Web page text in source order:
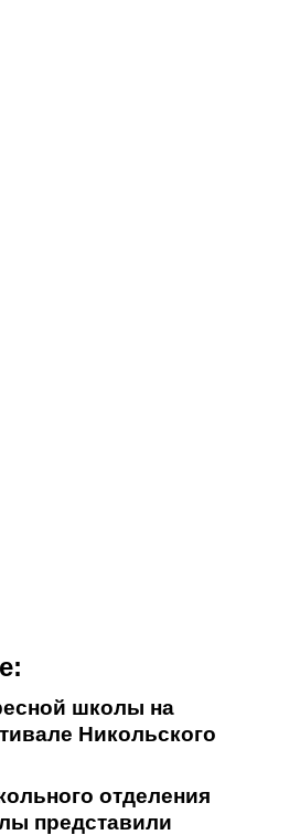
школы на
Никольского
отделения
представили